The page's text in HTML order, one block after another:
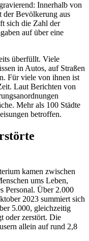
Innerhalb von
der Bevölkerung aus
sich die Zahl der
auf über eine
überfüllt. Viele
in Autos, auf Straßen
Für viele von ihnen ist
Laut Berichten von
Mehr als 100 Städte
betroffen.
kamen zwischen
ums Leben,
Personal. Über 2.000
2023 summiert sich
5.000, gleichzeitig
oder zerstört. Die
allein auf rund 2,8